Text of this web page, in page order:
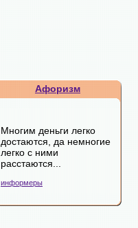
Афоризм
Многим деньги легко
достаются, да немногие
легко с ними
расстаются...
информеры